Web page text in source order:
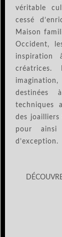
véritable
cessé
Maison
Occident,
inspiration
destinées
techniques
des joailliers
pour ainsi
d’exception.